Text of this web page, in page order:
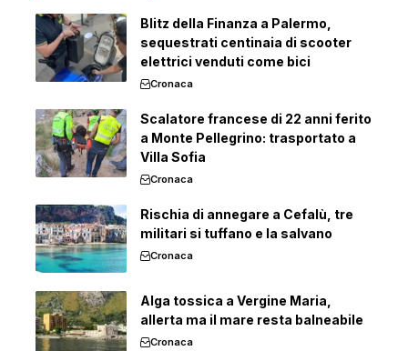
Blitz della Finanza a Palermo,
sequestrati centinaia di scooter
elettrici venduti come bici
Cronaca
Scalatore francese di 22 anni ferito
a Monte Pellegrino: trasportato a
Villa Sofia
Cronaca
Rischia di annegare a Cefalù, tre
militari si tuffano e la salvano
Cronaca
Alga tossica a Vergine Maria,
allerta ma il mare resta balneabile
Cronaca